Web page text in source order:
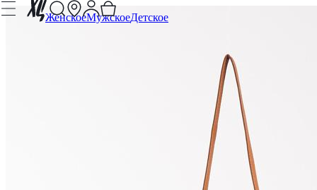
ЖенскоеМужскоеДетское